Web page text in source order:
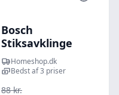
Bosch
Stiksavklinge
T144d Træ Grov 5
Stk - 2608630040
Homeshop.dk
Bedst af 3 priser
88 kr.